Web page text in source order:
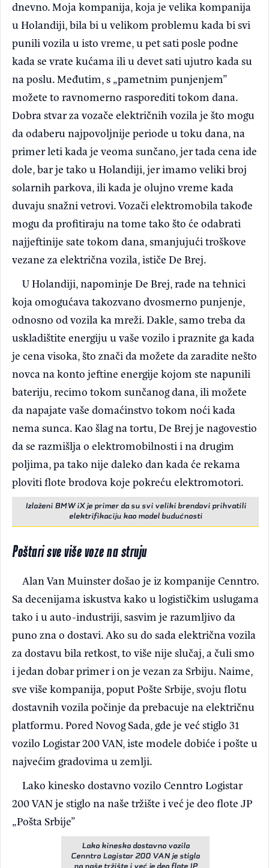
dnevno. Moja kompanija, koja je velika kompanija
u Holandiji, bila bi u velikom problemu kada bi svi
punili vozila u isto vreme, u pet sati posle podne
kada se vrate kućama ili u devet sati ujutro kada su
na poslu. Međutim, s „pametnim punjenjem”
možete to ravnomerno rasporediti tokom dana.
Dobra stvar za vozače električnih vozila je što mogu
da odaberu najpovoljnije periode u toku dana, na
primer leti kada je veoma sunčano, jer tada cena ide
dole, bar je tako u Holandiji, jer imamo veliki broj
solarnih parkova, ili kada je olujno vreme kada
duvaju snažni vetrovi. Vozači elektromobila takođe
mogu da profitiraju na tome tako što će odabrati
najjeftinije sate tokom dana, smanjujući troškove
vezane za električna vozila, ističe De Brej.
U Holandiji, napominje De Brej, rade na tehnici
koja omogućava takozvano dvosmerno punjenje,
odnosno od vozila ka mreži. Dakle, samo treba da
uskladištite energiju u vaše vozilo i praznite ga kada
je cena visoka, što znači da možete da zaradite nešto
novca na konto jeftine energije kojom ste napunili
bateriju, recimo tokom sunčanog dana, ili možete
da napajate vaše domaćinstvo tokom noći kada
nema sunca. Kao šlag na tortu, De Brej je nagovestio
da se razmišlja o elektromobilnosti i na drugim
poljima, pa tako nije daleko dan kada će rekama
ploviti flote brodova koje pokreću elektromotori.
Izloženi BMW iX je primer da su svi veliki brendovi prihvatili
elektrifikaciju kao model budućnosti
Poštari sve više voze na struju
Alan Van Muinster došao je iz kompanije Cenntro.
Sa decenijama iskustva kako u logističkim uslugama
tako i u auto-industriji, sasvim je razumljivo da
puno zna o dostavi. Ako su do sada električna vozila
za dostavu bila retkost, to više nije slučaj, a čuli smo
i jedan dobar primer i on je vezan za Srbiju. Naime,
sve više kompanija, poput Pošte Srbije, svoju flotu
dostavnih vozila počinje da prebacuje na električnu
platformu. Pored Novog Sada, gde je već stiglo 31
vozilo Logistar 200 VAN, iste modele dobiće i pošte u
najvećim gradovima u zemlji.
Lako kinesko dostavno vozilo Cenntro Logistar
200 VAN je stiglo na naše tržište i već je deo flote JP
„Pošta Srbije”
Lako kinesko dostavno vozilo
Cenntro Logistar 200 VAN je stiglo